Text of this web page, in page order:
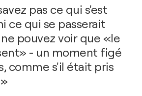
pas ce qui s'est
ce qui se passerait
pouvez voir que «le
- un moment figé
comme s'il était pris